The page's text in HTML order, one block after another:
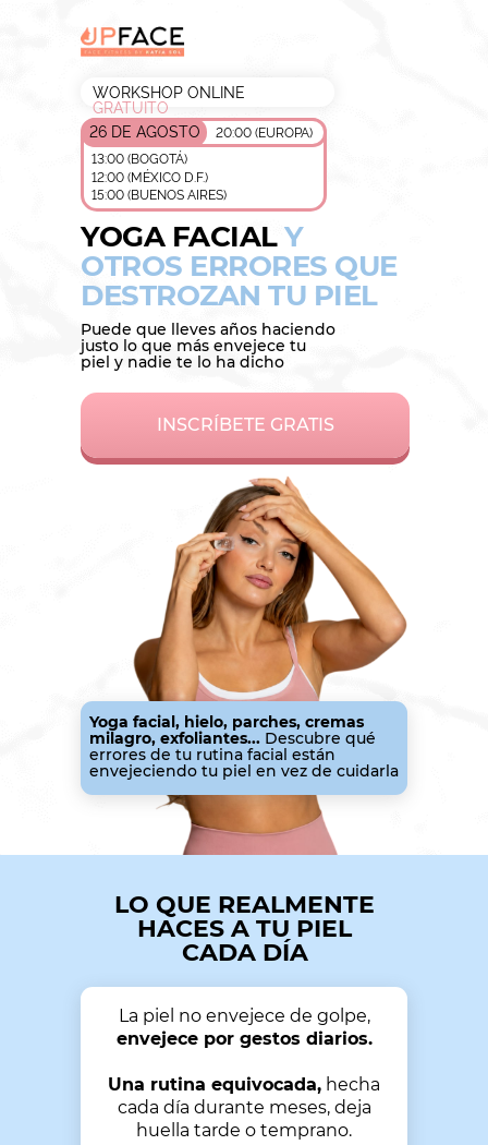
YOGA FACIALY
OTROS ERRORES QUE
DESTROZAN TU PIEL
26 DE AGOSTO
20:00 (EUROPA)
13:00 (BOGOTÁ)
15:00 (BUENOS AIRES)
12:00 (MÉXICO D.F.)
WORKSHOP ONLINE
GRATUITO
Puede que lleves años haciendo
justo lo que más envejece tu
piel y nadie te lo ha dicho
INSCRÍBETE GRATIS
Yoga facial, hielo, parches, cremas
milagro, exfoliantes... Descubre qué
errores de tu rutina facial están
envejeciendo tu piel en vez de cuidarla
LO QUE REALMENTE
HACES A TU PIEL
CADA DÍA
La piel no envejece de golpe,
envejece por gestos diarios.
Una rutina equivocada, hecha
cada día durante meses, deja
huella tarde o temprano.